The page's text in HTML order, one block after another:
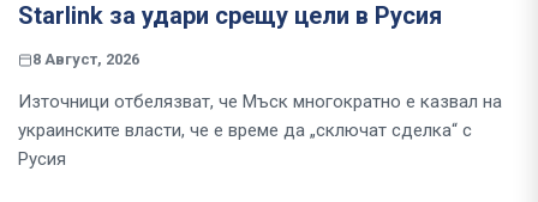
Starlink за удари срещу цели в Русия
8 Август, 2026
Източници отбелязват, че Мъск многократно е казвал на
украинските власти, че е време да „сключат сделка“ с
Русия